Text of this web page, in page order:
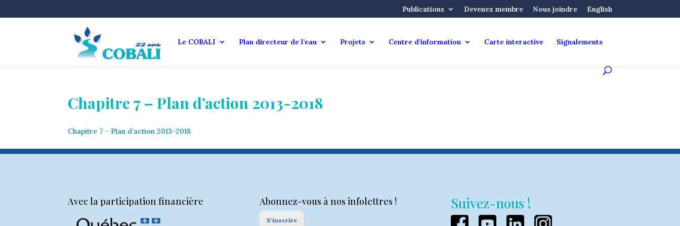
Publications Devenez membre Nous joindre English
Le COBALI Plan directeur de l’eau Projets Centre d’information Carte interactive Signalements
Chapitre 7 – Plan d’action 2013-2018
Chapitre 7 - Plan d’action 2013-2018
Avec la participation financière Abonnez-vous à nos infolettres !
S'inscrire
Suivez-nous !